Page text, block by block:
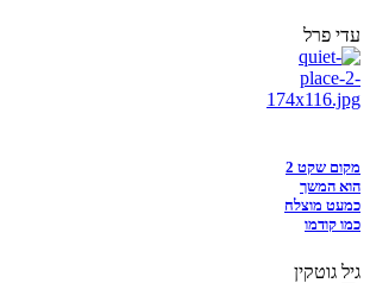
עדי פרל
מקום שקט 2
הוא המשך
כמעט מוצלח
כמו קודמו
גיל גוטקין